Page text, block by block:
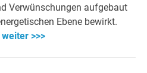
Verwünschungen aufgebaut
Ebene bewirkt.
weiter >>>